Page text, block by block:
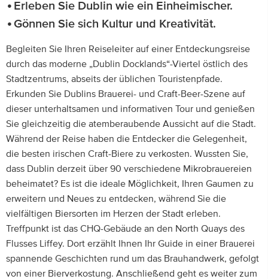
Erleben Sie Dublin wie ein Einheimischer.
Gönnen Sie sich Kultur und Kreativität.
Begleiten Sie Ihren Reiseleiter auf einer Entdeckungsreise
durch das moderne „Dublin Docklands“-Viertel östlich des
Stadtzentrums, abseits der üblichen Touristenpfade.
Erkunden Sie Dublins Brauerei- und Craft-Beer-Szene auf
dieser unterhaltsamen und informativen Tour und genießen
Sie gleichzeitig die atemberaubende Aussicht auf die Stadt.
Während der Reise haben die Entdecker die Gelegenheit,
die besten irischen Craft-Biere zu verkosten. Wussten Sie,
dass Dublin derzeit über 90 verschiedene Mikrobrauereien
beheimatet? Es ist die ideale Möglichkeit, Ihren Gaumen zu
erweitern und Neues zu entdecken, während Sie die
vielfältigen Biersorten im Herzen der Stadt erleben.
Treffpunkt ist das CHQ-Gebäude an den North Quays des
Flusses Liffey. Dort erzählt Ihnen Ihr Guide in einer Brauerei
spannende Geschichten rund um das Brauhandwerk, gefolgt
von einer Bierverkostung. Anschließend geht es weiter zum